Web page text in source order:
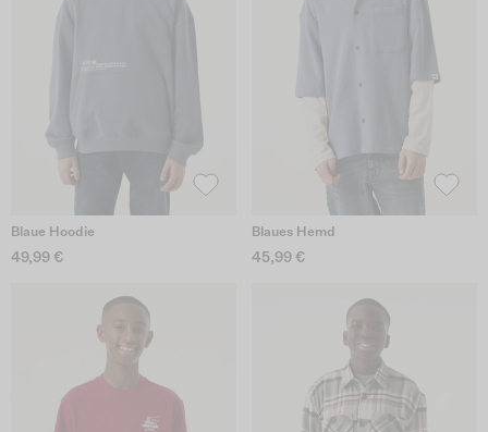
Blaue Hoodie
49,99 €
Blaues Hemd
45,99 €